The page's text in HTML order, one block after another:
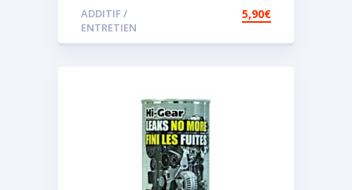
ADDITIF /
ENTRETIEN
5,90€